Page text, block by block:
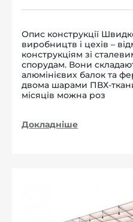
Опис конструкції
виробництв і цехів –
конструкціям зі
спорудам. Вони
алюмінієвих балок та
двома шарами ПВХ-
місяців можна роз
Докладніше